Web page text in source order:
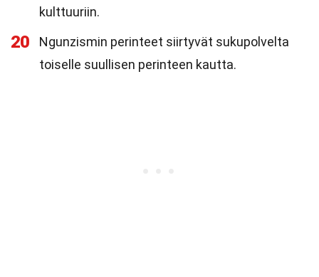
kulttuuriin.
20
Ngunzismin perinteet siirtyvät sukupolvelta
toiselle suullisen perinteen kautta.